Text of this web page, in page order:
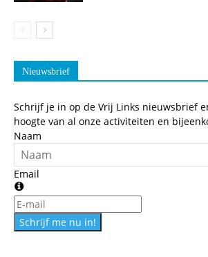
Nieuwsbrief
Schrijf je in op de Vrij Links nieuwsbrief
hoogte van al onze activiteiten en
Naam
Email
Schrijf me nu in!